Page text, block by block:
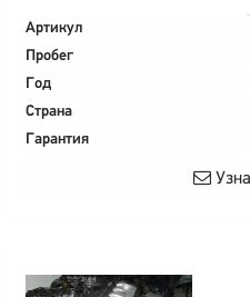
Артикул
Пробег
Год
Страна
Гарантия